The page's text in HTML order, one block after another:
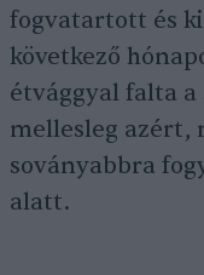
fogvatartott és
következő
étvággyal falta
mellesleg azért,
soványabbra
alatt.